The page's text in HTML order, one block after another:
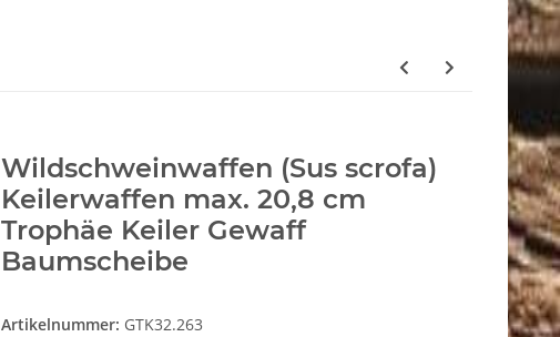
Wildschweinwaffen (Sus scrofa)
Keilerwaffen max. 20,8 cm
Trophäe Keiler Gewaff
Baumscheibe
Artikelnummer: GTK32.263